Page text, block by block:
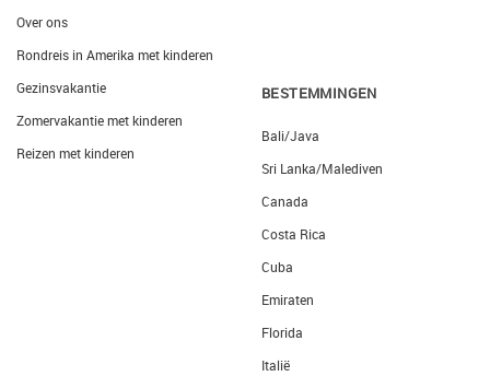
Over ons
Rondreis in Amerika met kinderen
Gezinsvakantie
Zomervakantie met kinderen
Reizen met kinderen
BESTEMMINGEN
Bali/Java
Sri Lanka/Malediven
Canada
Costa Rica
Cuba
Emiraten
Florida
Italië